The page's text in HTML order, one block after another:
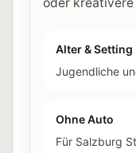
Alter & Setting
Jugendliche
Ohne Auto
Für Salzburg